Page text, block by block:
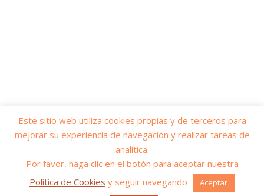
Yo soy servicios públicos– Todos los derechos reservados
Funciona conWP – Diseñado con elTema Customizr
Este sitio web utiliza cookies propias y de terceros para
mejorar su experiencia de navegación y realizar tareas de
analítica.
Por favor, haga clic en el botón para aceptar nuestra
Política de Cookies y seguir navegando Aceptar